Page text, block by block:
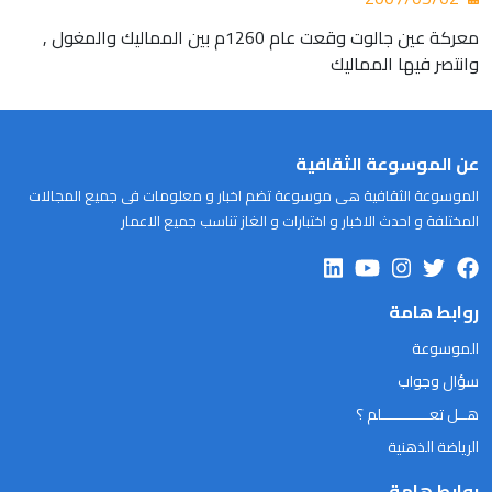
معركة عين جالوت وقعت عام 1260م بين المماليك والمغول ,
وانتصر فيها المماليك
عن الموسوعة الثقافية
الموسوعة الثقافية هى موسوعة تضم اخبار و معلومات فى جميع المجالات
المختلفة و احدث الاخبار و اختبارات و الغاز تناسب جميع الاعمار
روابط هامة
الموسوعة
سؤال وجواب
هــل تعـــــــــــلم ؟
الرياضة الذهنية